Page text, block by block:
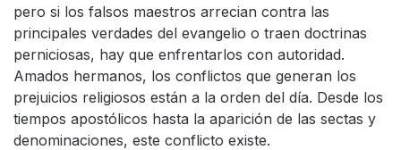
pero si los falsos maestros arrecian contra las
principales verdades del evangelio o traen doctrinas
perniciosas, hay que enfrentarlos con autoridad.
Amados hermanos, los conflictos que generan los
prejuicios religiosos están a la orden del día. Desde los
tiempos apostólicos hasta la aparición de las sectas y
denominaciones, este conflicto existe.